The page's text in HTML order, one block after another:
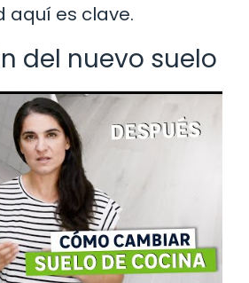
aquí es clave.
del nuevo suelo